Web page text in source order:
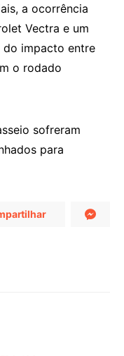
a ocorrência
Vectra e um
do impacto entre
o rodado
sofreram
para